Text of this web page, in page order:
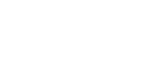
「大哥付你分期」於每月結算日後寄送繳費提
程】
先享後付」後，將跳轉至「AFTEE先享後付」
到繳費通知簡訊。
進行付款，方視為交易完成。
以上)免運費
以上)免運費